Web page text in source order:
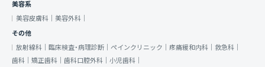
美容系
美容皮膚科｜ 美容外科｜
その他
放射線科｜ 臨床検査・病理診断｜ ペインクリニック｜ 疼痛緩和内科｜ 救急科｜
歯科｜ 矯正歯科｜ 歯科口腔外科｜ 小児歯科｜